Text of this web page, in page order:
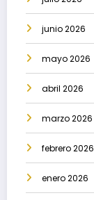
junio 2026
mayo 2026
abril 2026
marzo 2026
febrero 2026
enero 2026